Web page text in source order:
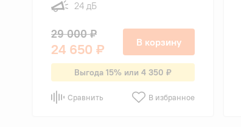
24 дБ
29 000 ₽
24 650 ₽ В корзину
Выгода 15% или 4 350 ₽
Сравнить В избранное